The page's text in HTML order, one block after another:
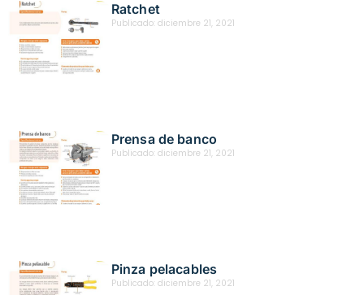
Ratchet
Publicado: diciembre 21, 2021
Prensa de banco
Publicado: diciembre 21, 2021
Pinza pelacables
Publicado: diciembre 21, 2021